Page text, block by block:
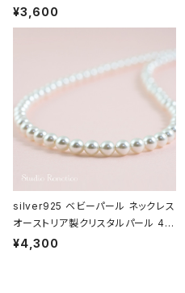
ロジウム br-93 br-93
¥3,600
silver925 ベビーパール ネックレス
オーストリア製クリスタルパール 4m
mパール 38cm又は42cm シンプル
¥4,300